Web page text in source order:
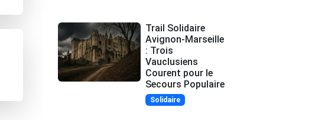
Trail Solidaire
Avignon-Marseille
: Trois
Vauclusiens
Courent pour le
Secours Populaire
Solidaire